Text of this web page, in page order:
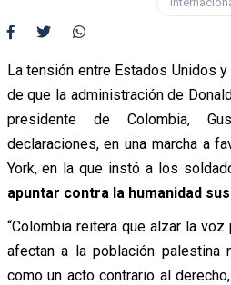
La tensión entre Estados Unidos
de que la administración de
presidente de Colombia,
declaraciones, en una marcha a
York, en la que instó a los
apuntar contra la humanidad
“Colombia reitera que alzar la voz
afectan a la población palestina
como un acto contrario al